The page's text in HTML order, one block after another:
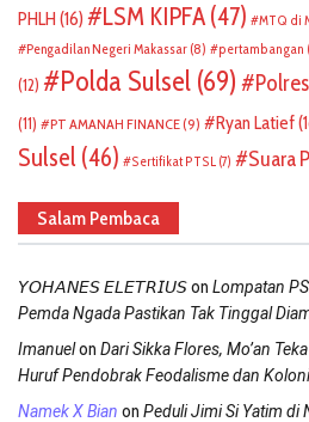
PHLH (16) LSM KIPFA (47) MTQ di
Pengadilan Negeri Makassar (8) pertambangan
(12)
Polda Sulsel (69)
(11)
PT AMANAH FINANCE(9) Ryan Latief
Sulsel (46) Sertifikat PTSL (7) Suara
Salam Pembaca
𝘠𝘖𝘏𝘈𝘕𝘌𝘚 𝘌𝘓𝘌𝘛𝘙𝘐𝘜𝘚on Lompatan
Pemda Ngada Pastikan Tak Tinggal
Imanuelon Dari Sikka Flores, Mo’an
Huruf Pendobrak Feodalisme dan
Namek X Bian on Peduli Jimi Si Yatim di